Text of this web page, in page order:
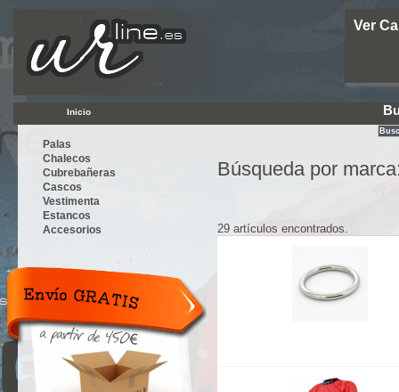
Ver
Inicio
Búsqueda por
29 artículos encontrados.
Palas
Chalecos
Cubrebañeras
Cascos
Vestimenta
Estancos
Accesorios
Envío
partir de
300€.
plana 12€.